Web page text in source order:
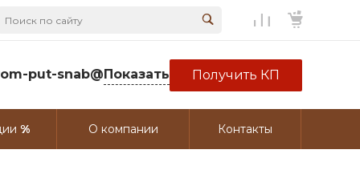
put-snab@Показать Получить КП
О компании Контакты